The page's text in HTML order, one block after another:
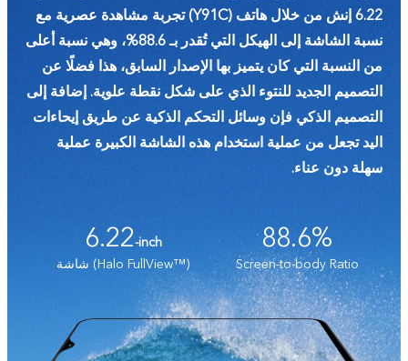
6.22 إنش من خلال هاتف (Y91C) تجربة مشاهدة عصرية مع
نسبة الشاشة إلى الهيكل التي تُقدر بـ 88.6%، وهي نسبة أعلى
من النسبة التي كان يتميز بها الإصدار السابق، هذا فضلًا عن
التصميم الجديد للنتوء الذي على شكل نقطة علوية. إضافة إلى
التصميم الذكي فإن وسائل التحكم الذكية عن طريق إيحاءات
اليد تجعل من عملية استخدام هذه الشاشة الكبيرة عملية
سهلة دون عناء.
6.22-inch
شاشة (Halo FullView™)
88.6%
Screen-to-body Ratio